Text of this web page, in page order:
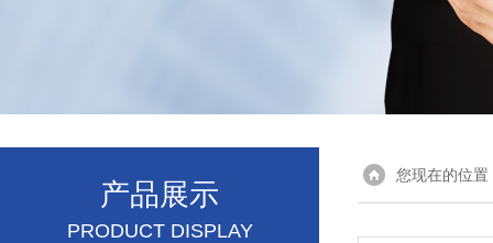
产品展示
PRODUCT DISPLAY
您现在的位置